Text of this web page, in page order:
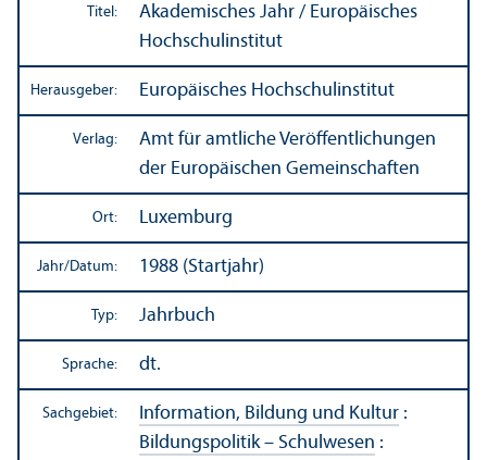
Titel:
Akademisches Jahr / Europäisches
Hochschul­institut
Herausgeber: Europäisches Hochschul­institut
Verlag:
Amt für amtliche Veröffentlichungen
der Europäischen Gemeinschaften
Ort: Luxemburg
Jahr/Datum: 1988 (Startjahr)
Typ: Jahrbuch
Sprache: dt.
Sachgebiet: Information, Bildung und Kultur :
Bildungs­politik – Schulwesen :